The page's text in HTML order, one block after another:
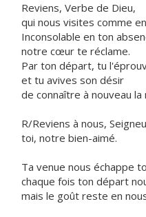
Reviens, Verbe de
qui nous visites comme
Inconsolable en ton
notre cœur te réclame.
Par ton départ, tu
et tu avives son désir
de connaître à nouveau la
R/Reviens à nous,
toi, notre bien-aimé.
Ta venue nous échappe
chaque fois ton départ
mais le goût reste en